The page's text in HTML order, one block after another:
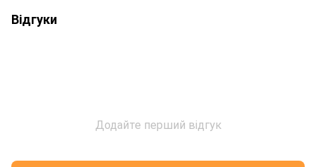
Відгуки
Додайте перший відгук